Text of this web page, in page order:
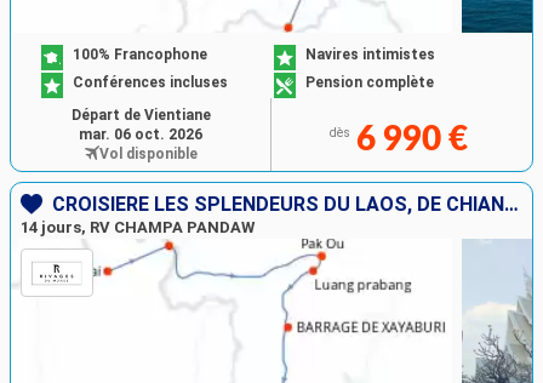
100% Francophone
Navires intimistes
Conférences incluses
Pension complète
dès 6 990 €
Départ de Vientiane
mar. 06 oct. 2026
Vol disponible
CROISIÈRE LES SPLENDEURS DU LAOS, DE CHIANG RAI À VIENTIANE
14 jours, RV CHAMPA PANDAW